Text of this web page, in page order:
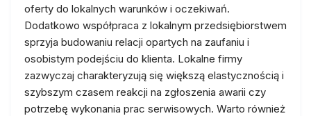
oferty do lokalnych warunków i oczekiwań.
Dodatkowo współpraca z lokalnym przedsiębiorstwem
sprzyja budowaniu relacji opartych na zaufaniu i
osobistym podejściu do klienta. Lokalne firmy
zazwyczaj charakteryzują się większą elastycznością i
szybszym czasem reakcji na zgłoszenia awarii czy
potrzebę wykonania prac serwisowych. Warto również